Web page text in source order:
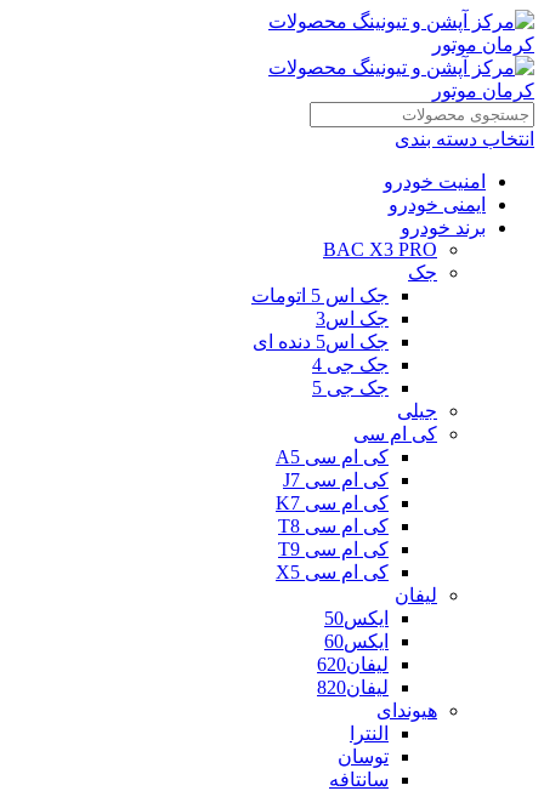
انتخاب دسته بندی
امنیت خودرو
ایمنی خودرو
برند خودرو
BAC X3 PRO
جک
جک اس 5 اتومات
جک اس3
جک اس5 دنده ای
جک جی 4
جک جی 5
جیلی
کی ام سی
کی ام سی A5
کی ام سی J7
کی ام سی K7
کی ام سی T8
کی ام سی T9
کی ام سی X5
لیفان
ایکس50
ایکس60
لیفان620
لیفان820
هیوندای
النترا
توسان
سانتافه